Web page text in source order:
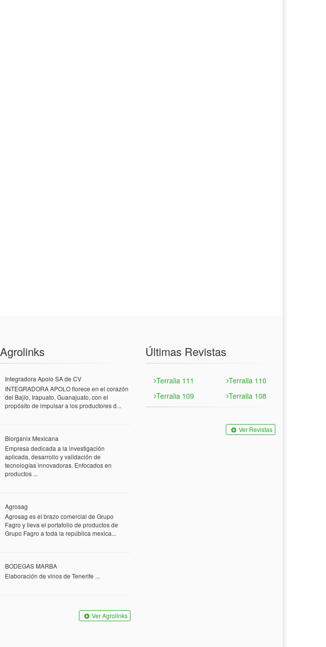
Agrolinks
Integradora Apolo SA de CV
INTEGRADORA APOLO florece en el corazón
del Bajío, Irapuato, Guanajuato, con el
propósito de impulsar a los productores d...
Biorganix Mexicana
Empresa dedicada a la investigación
aplicada, desarrollo y validación de
tecnologías innovadoras. Enfocados en
productos ...
Agrosag
Agrosag es el brazo comercial de Grupo
Fagro y lleva el portafolio de productos de
Grupo Fagro a toda la república mexica...
BODEGAS MARBA
Elaboración de vinos de Tenerife ...
Ver Agrolinks
Últimas Revistas
Terralia 111
Terralia 110
Terralia 109
Terralia 108
Ver Revistas